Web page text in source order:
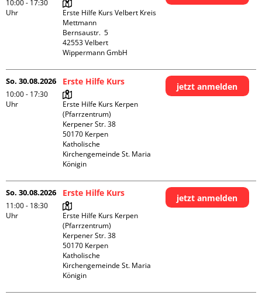
10:00 - 17:30
Uhr
Erste Hilfe Kurs Velbert Kreis
Mettmann
Bernsaustr.  5
42553 Velbert
Wippermann GmbH
So. 30.08.2026
10:00 - 17:30
Uhr
Erste Hilfe Kurs
Erste Hilfe Kurs Kerpen
(Pfarrzentrum)
Kerpener Str. 38
50170 Kerpen
Katholische
Kirchengemeinde St. Maria
Königin
jetzt anmelden
So. 30.08.2026
11:00 - 18:30
Uhr
Erste Hilfe Kurs
Erste Hilfe Kurs Kerpen
(Pfarrzentrum)
Kerpener Str. 38
50170 Kerpen
Katholische
Kirchengemeinde St. Maria
Königin
jetzt anmelden